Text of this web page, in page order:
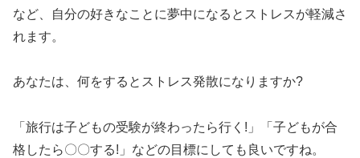
など、自分の好きなことに夢中になるとストレスが軽減さ
れます。
あなたは、何をするとストレス発散になりますか?
「旅行は子どもの受験が終わったら行く!」「子どもが合
格したら〇〇する!」などの目標にしても良いですね。